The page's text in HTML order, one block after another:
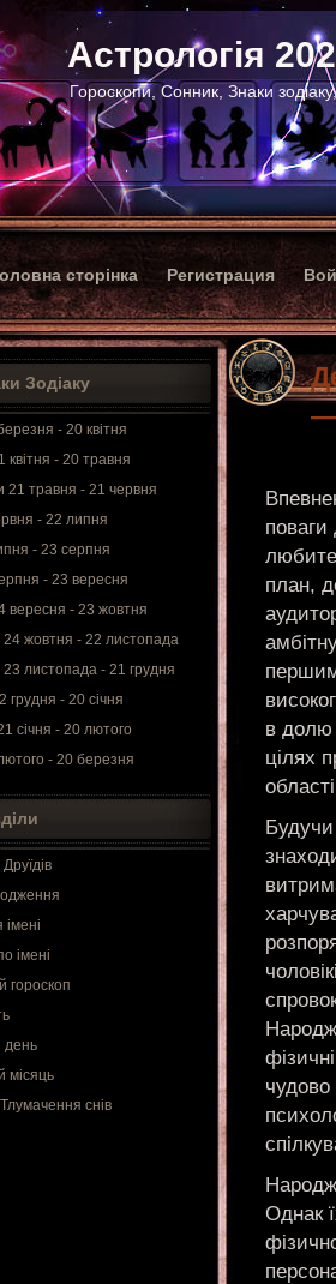
Астрологія
Гороскопи, Сонник, Знаки
сторінка Регистрация
Зодіаку
- 20 квітня
квітня - 20 травня
21 травня - 21 червня
- 22 липня
- 23 серпня
- 23 вересня
вересня - 23 жовтня
24 жовтня - 22 листопада
23 листопада - 21 грудня
грудня - 20 січня
січня - 20 лютого
- 20 березня
імені
гороскоп
день
місяць
Тлумачення снів
—
поваги
план,
в долю
цілях
Однак